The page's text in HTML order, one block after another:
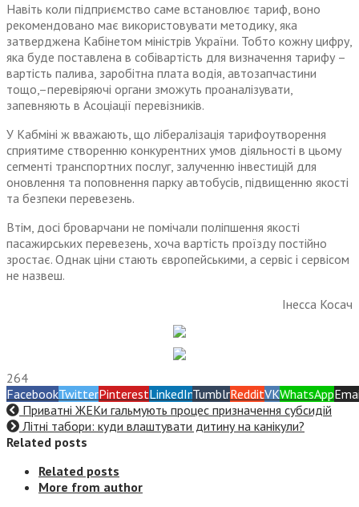
Навіть коли підприємство саме встановлює тариф, воно
рекомендовано має використовувати методику, яка
затверджена Кабінетом міністрів України. Тобто кожну цифру,
яка буде поставлена в собівартість для визначення тарифу –
вартість палива, заробітна плата водія, автозапчастини
тощо,–перевіряючі органи зможуть проаналізувати,
запевняють в Асоціації перевізників.
У Кабміні ж вважають, що лібералізація тарифоутворення
сприя­тиме створенню конкурентних умов діяльності в цьому
сегменті транспортних послуг, залученню інвестицій для
оновлення та поповнення парку автобусів, підвищенню якості
та безпеки перевезень.
Втім, досі броварчани не помічали поліпшення якості
пасажирських перевезень, хоча вартість проїзду постійно
зростає. Однак ціни стають європейськими, а сервіс і сервісом
не назвеш.
Інесса Косач
264
FacebookTwitterPinterestLinkedInTumblrRedditVKWhatsApp
Приватні ЖЕКи гальмують процес призначення субсидій
Літні табори: куди влаштувати дитину на канікули?
Related posts
Related posts
More from author